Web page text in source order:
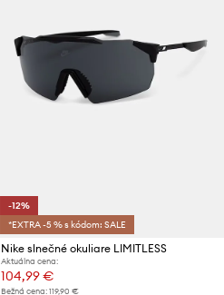
-12%
*EXTRA -5 % s kódom: SALE
Nike slnečné okuliare LIMITLESS
Aktuálna cena:
104,99 €
Bežná cena: 119,90 €